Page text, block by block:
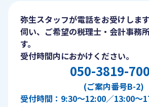
弥生スタッフが電話をお受けしま
伺い、ご希望の税理士・会計事務
す。
受付時間内におかけください。
050-3819-
(ご案内番号B-2)
受付時間：9:30〜12:00／13:00〜